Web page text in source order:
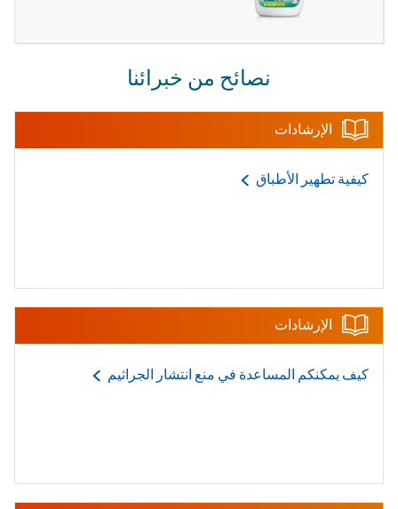
نصائح من خبرائنا
الإرشادات
كيفية تطهير الأطباق
الإرشادات
كيف يمكنكم المساعدة في منع انتشار الجراثيم